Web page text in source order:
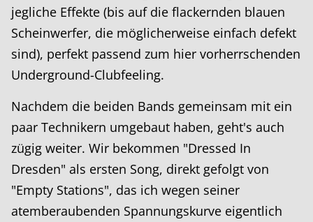
jegliche Effekte (bis auf die flackernden blauen
Scheinwerfer, die möglicherweise einfach defekt
sind), perfekt passend zum hier vorherrschenden
Underground-Clubfeeling.
Nachdem die beiden Bands gemeinsam mit ein
paar Technikern umgebaut haben, geht's auch
zügig weiter. Wir bekommen "Dressed In
Dresden" als ersten Song, direkt gefolgt von
"Empty Stations", das ich wegen seiner
atemberaubenden Spannungskurve eigentlich